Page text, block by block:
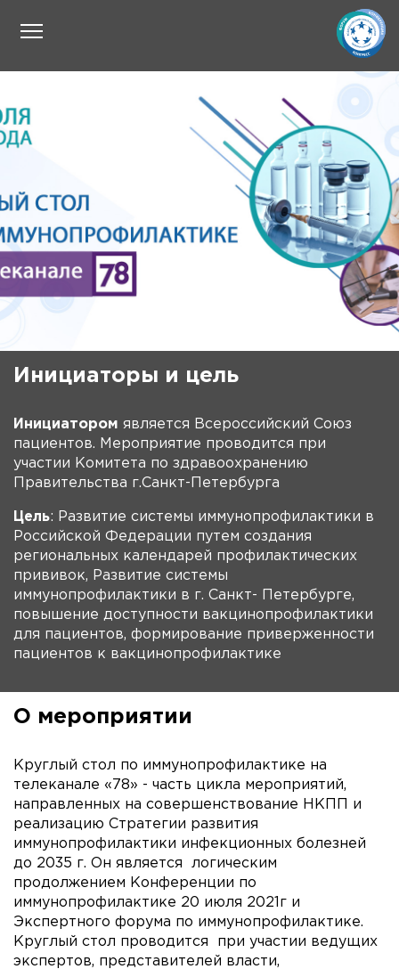
Инициаторы и цель
Инициатором является Всероссийский Союз
пациентов. Мероприятие проводится при
участии Комитета по здравоохранению
Правительства г.Санкт-Петербурга
Цель: Развитие системы иммунопрофилактики в
Российской Федерации путем создания
региональных календарей профилактических
прививок, Развитие системы
иммунопрофилактики в г. Санкт- Петербурге,
повышение доступности вакцинопрофилактики
для пациентов, формирование приверженности
пациентов к вакцинопрофилактике
О мероприятии
Круглый стол по иммунопрофилактике на
телеканале «78» - часть цикла мероприятий,
направленных на совершенствование НКПП и
реализацию Стратегии развития
иммунопрофилактики инфекционных болезней
до 2035 г. Он является логическим
продолжением Конференции по
иммунопрофилактике 20 июля 2021г и
Экспертного форума по иммунопрофилактике.
Круглый стол проводится при участии ведущих
экспертов, представителей власти,